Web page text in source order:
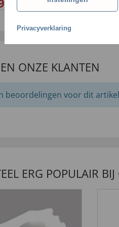
ONZE KLANTEN
beoordelingen voor dit
ERG POPULAIR
Privacyverklaring